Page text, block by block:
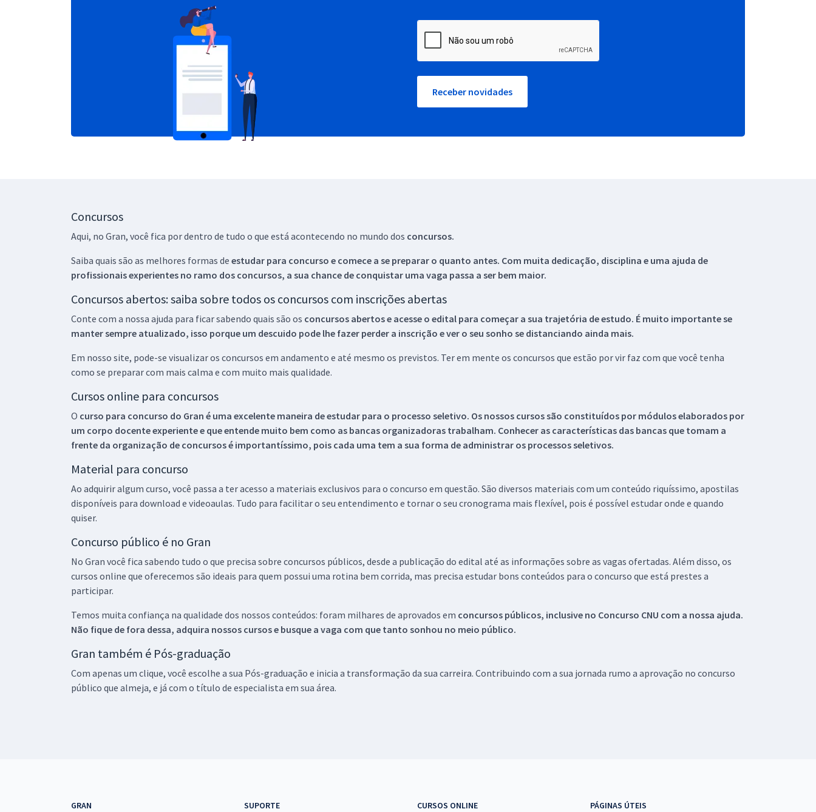
Receber novidades
Concursos
Aqui, no Gran, você fica por dentro de tudo o que está acontecendo no mundo dos concursos.
Saiba quais são as melhores formas de estudar para concurso e comece a se preparar o quanto antes. Com muita dedicação, disciplina e uma ajuda de
profissionais experientes no ramo dos concursos, a sua chance de conquistar uma vaga passa a ser bem maior.
Concursos abertos: saiba sobre todos os concursos com inscrições abertas
Conte com a nossa ajuda para ficar sabendo quais são os concursos abertos e acesse o edital para começar a sua trajetória de estudo. É muito importante se
manter sempre atualizado, isso porque um descuido pode lhe fazer perder a inscrição e ver o seu sonho se distanciando ainda mais.
Em nosso site, pode-se visualizar os concursos em andamento e até mesmo os previstos. Ter em mente os concursos que estão por vir faz com que você tenha
como se preparar com mais calma e com muito mais qualidade.
Cursos online para concursos
O curso para concurso do Gran é uma excelente maneira de estudar para o processo seletivo. Os nossos cursos são constituídos por módulos elaborados por
um corpo docente experiente e que entende muito bem como as bancas organizadoras trabalham. Conhecer as características das bancas que tomam a
frente da organização de concursos é importantíssimo, pois cada uma tem a sua forma de administrar os processos seletivos.
Material para concurso
Ao adquirir algum curso, você passa a ter acesso a materiais exclusivos para o concurso em questão. São diversos materiais com um conteúdo riquíssimo, apostilas
disponíveis para download e videoaulas. Tudo para facilitar o seu entendimento e tornar o seu cronograma mais flexível, pois é possível estudar onde e quando
quiser.
Concurso público é no Gran
No Gran você fica sabendo tudo o que precisa sobre concursos públicos, desde a publicação do edital até as informações sobre as vagas ofertadas. Além disso, os
cursos online que oferecemos são ideais para quem possui uma rotina bem corrida, mas precisa estudar bons conteúdos para o concurso que está prestes a
participar.
Temos muita confiança na qualidade dos nossos conteúdos: foram milhares de aprovados em concursos públicos, inclusive no Concurso CNU com a nossa ajuda.
Não fique de fora dessa, adquira nossos cursos e busque a vaga com que tanto sonhou no meio público.
Gran também é Pós-graduação
Com apenas um clique, você escolhe a sua Pós-graduação e inicia a transformação da sua carreira. Contribuindo com a sua jornada rumo a aprovação no concurso
público que almeja, e já com o título de especialista em sua área.
GRAN SUPORTE CURSOS ONLINE PÁGINAS ÚTEIS